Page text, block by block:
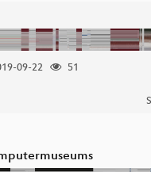
09-22
51